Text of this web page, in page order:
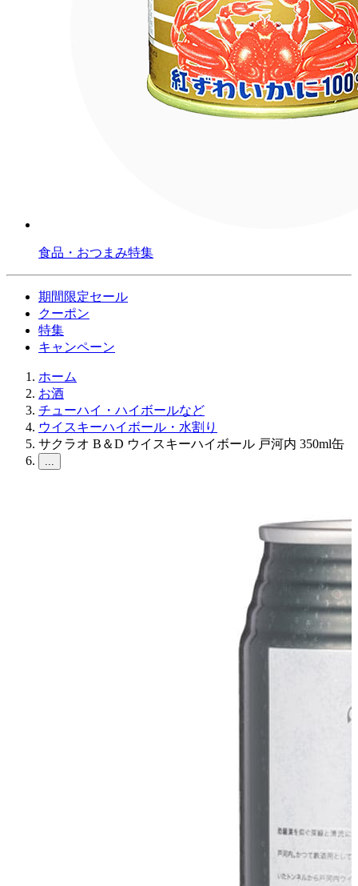
食品・おつまみ特集
期間限定セール
クーポン
特集
キャンペーン
ホーム
お酒
チューハイ・ハイボールなど
ウイスキーハイボール・水割り
サクラオ B＆D ウイスキーハイボール 戸河内 350ml缶
...